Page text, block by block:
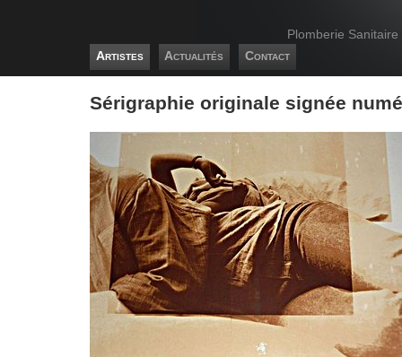
Sérigraphie originale signée
Plomberie
Artistes
Actualités Contact